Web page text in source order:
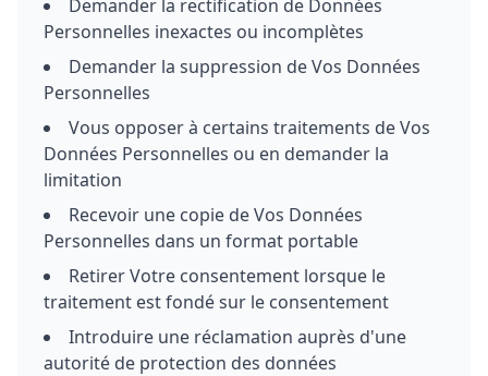
Demander la rectification de Données
Personnelles inexactes ou incomplètes
Demander la suppression de Vos Données
Personnelles
Vous opposer à certains traitements de Vos
Données Personnelles ou en demander la
limitation
Recevoir une copie de Vos Données
Personnelles dans un format portable
Retirer Votre consentement lorsque le
traitement est fondé sur le consentement
Introduire une réclamation auprès d'une
autorité de protection des données